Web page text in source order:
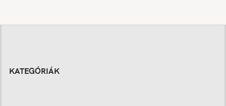
KATEGÓRIÁK